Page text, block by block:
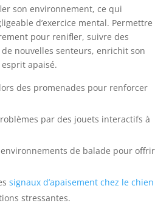
son environnement, ce qui
d’exercice mental. Permettre
pour renifler, suivre des
nouvelles senteurs, enrichit son
apaisé.
des promenades pour renforcer
par des jouets interactifs à
de balade pour offrir
signaux d’apaisement chez le chien
stressantes.